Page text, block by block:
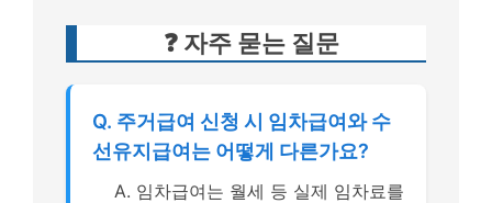
❓ 자주 묻는 질문
Q. 주거급여 신청 시 임차급여와 수
선유지급여는 어떻게 다른가요?
A. 임차급여는 월세 등 실제 임차료를